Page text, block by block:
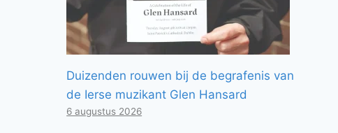
Duizenden rouwen bij de begrafenis van
de Ierse muzikant Glen Hansard
6 augustus 2026